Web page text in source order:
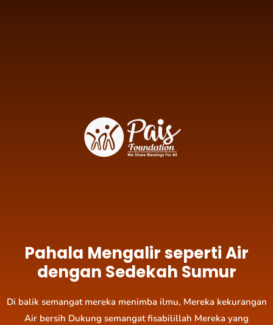
Pahala Mengalir seperti Air
dengan Sedekah Sumur
Di balik semangat mereka menimba ilmu, Mereka kekurangan
Air bersih Dukung semangat fisabilillah Mereka yang